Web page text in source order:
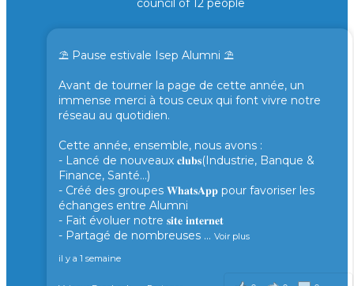
council of 12 people
⛱️ Pause estivale Isep Alumni ⛱️
Avant de tourner la page de cette année, un
immense merci à tous ceux qui font vivre notre
réseau au quotidien.
Cette année, ensemble, nous avons :
- Lancé de nouveaux 𝐜𝐥𝐮𝐛𝐬(Industrie, Banque &
Finance, Santé...)
- Créé des groupes 𝐖𝐡𝐚𝐭𝐬𝐀𝐩𝐩 pour favoriser les
échanges entre Alumni
- Fait évoluer notre 𝐬𝐢𝐭𝐞 𝐢𝐧𝐭𝐞𝐫𝐧𝐞𝐭
- Partagé de nombreuses ... Voir plus
il y a 1 semaine